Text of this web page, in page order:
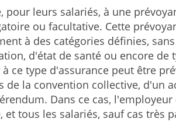
leurs salariés, à une
ou facultative. Cette
à des catégories définies,
d'état de santé ou encore de
ce type d'assurance peut être
de la convention collective, d'un
Dans ce cas, l'employeur
tous les salariés, sauf cas très